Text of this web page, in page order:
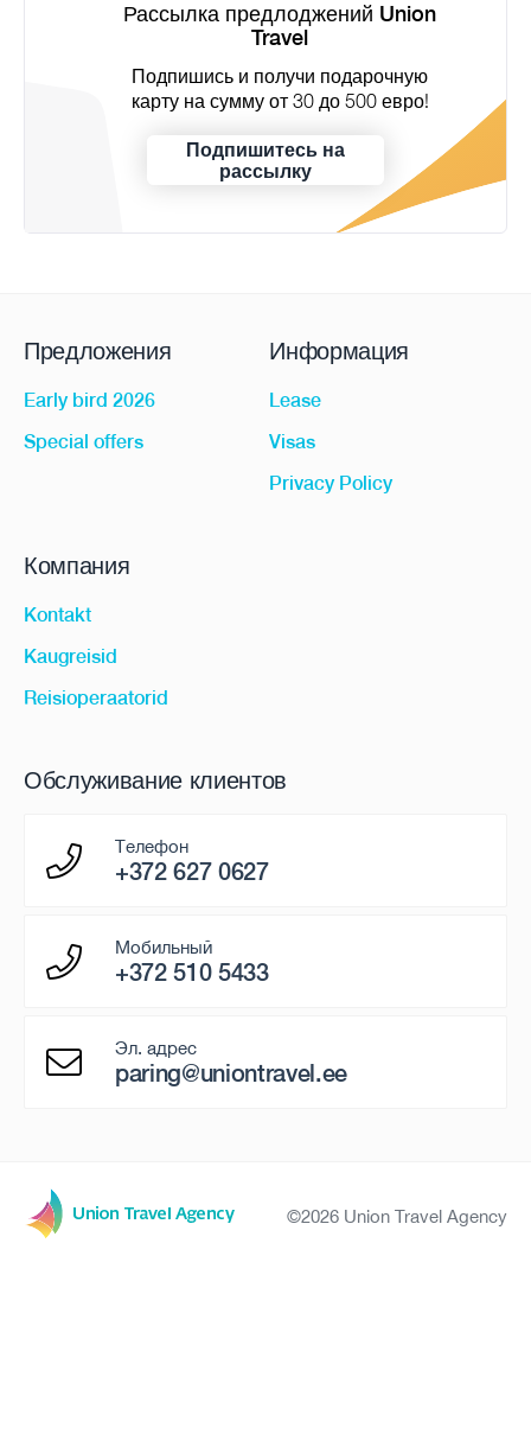
Рассылка предлоджений Union
Travel
Подпишись и получи подарочную
карту на сумму от 30 до 500 евро!
Подпишитесь на
рассылку
Предложения
Early bird 2026
Special offers
Информация
Lease
Visas
Privacy Policy
Компания
Kontakt
Kaugreisid
Reisioperaatorid
Обслуживание клиентов
Телефон
+372 627 0627
Мобильный
+372 510 5433
Эл. адрес
paring@uniontravel.ee
©2026 Union Travel Agency